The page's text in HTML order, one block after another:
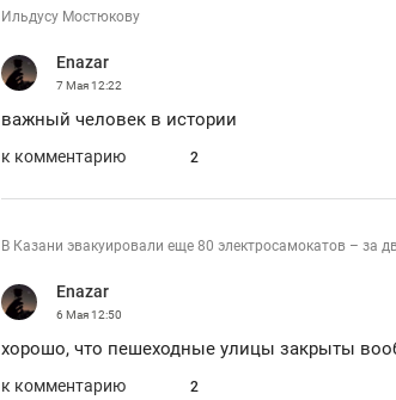
Ильдусу Мостюкову
Enazar
7 Мая12:22
важный человек в истории
к комментарию 2
В Казани эвакуировали еще 80 электросамокатов – за
Enazar
6 Мая12:50
хорошо, что пешеходные улицы закрыты
к комментарию 2